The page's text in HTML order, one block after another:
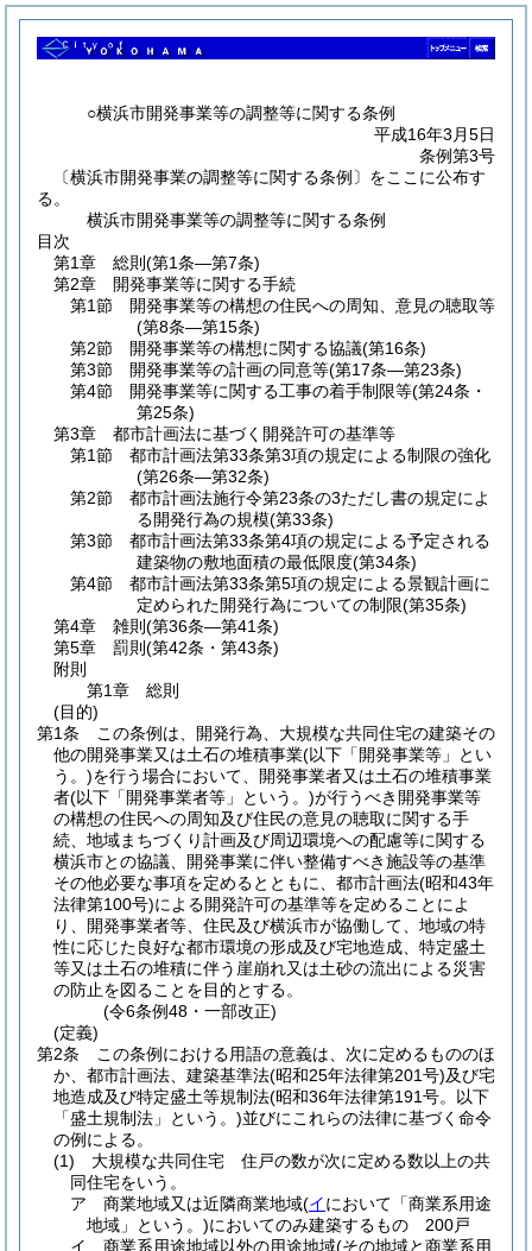
○横浜市開発事業等の調整等に関する条例
平成16年3月5日
条例第3号
〔横浜市開発事業の調整等に関する条例〕をここに公布す
る。
横浜市開発事業等の調整等に関する条例
目次
第1章
総則 (第1条―第7条)
第2章
開発事業等に関する手続
第1節
開発事業等の構想の住民への周知、意見の聴取等
(第8条―第15条)
第2節
開発事業等の構想に関する協議(第16条)
第3節
開発事業等の計画の同意等(第17条―第23条)
第4節
開発事業等に関する工事の着手制限等(第24条・
第25条)
第3章
都市計画法に基づく開発許可の基準等
第1節
都市計画法第33条第3項の規定による制限の強化
(第26条―第32条)
第2節
都市計画法施行令第23条の3ただし書の規定によ
る開発行為の規模(第33条)
第3節
都市計画法第33条第4項の規定による予定される
建築物の敷地面積の最低限度(第34条)
第4節
都市計画法第33条第5項の規定による景観計画に
定められた開発行為についての制限(第35条)
第4章
雑則 (第36条―第41条)
第5章
罰則 (第42条・第43条)
附則
第1章
総則
(目的)
第1条
この条例は、開発行為、大規模な共同住宅の建築その
他の開発事業又は土石の堆積事業(以下「開発事業等」とい
う。)を行う場合において、開発事業者又は土石の堆積事業
者(以下「開発事業者等」という。)が行うべき開発事業等
の構想の住民への周知及び住民の意見の聴取に関する手
続、地域まちづくり計画及び周辺環境への配慮等に関する
横浜市との協議、開発事業に伴い整備すべき施設等の基準
その他必要な事項を定めるとともに、都市計画法(昭和43年
法律第100号)による開発許可の基準等を定めることによ
り、開発事業者等、住民及び横浜市が協働して、地域の特
性に応じた良好な都市環境の形成及び宅地造成、特定盛土
等又は土石の堆積に伴う崖崩れ又は土砂の流出による災害
の防止を図ることを目的とする。
(令6条例48・一部改正)
(定義)
第2条
この条例における用語の意義は、次に定めるもののほ
か、都市計画法、建築基準法(昭和25年法律第201号)及び宅
地造成及び特定盛土等規制法(昭和36年法律第191号。以下
「盛土規制法」という。)並びにこれらの法律に基づく命令
の例による。
(1)
大規模な共同住宅 住戸の数が次に定める数以上の共
同住宅をいう。
ア
商業地域又は近隣商業地域(イにおいて「商業系用途
地域」という。)においてのみ建築するもの 200戸
イ
商業系用途地域以外の用途地域(その地域と商業系用